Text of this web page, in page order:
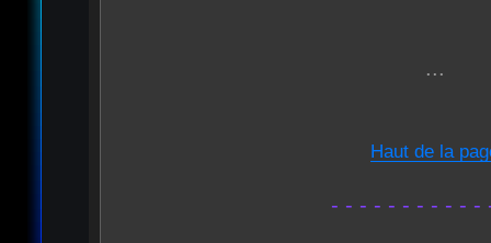
...
Haut de la
- - - - - - - - - - -